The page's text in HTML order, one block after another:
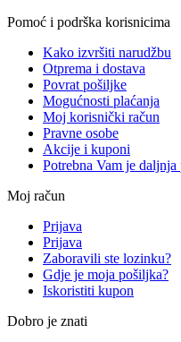
Pomoć i podrška korisnicima
Kako izvršiti narudžbu
Otprema i dostava
Povrat pošiljke
Mogućnosti plaćanja
Moj korisnički račun
Pravne osobe
Akcije i kuponi
Potrebna Vam je daljnja
Moj račun
Prijava
Prijava
Zaboravili ste lozinku?
Gdje je moja pošiljka?
Iskoristiti kupon
Dobro je znati